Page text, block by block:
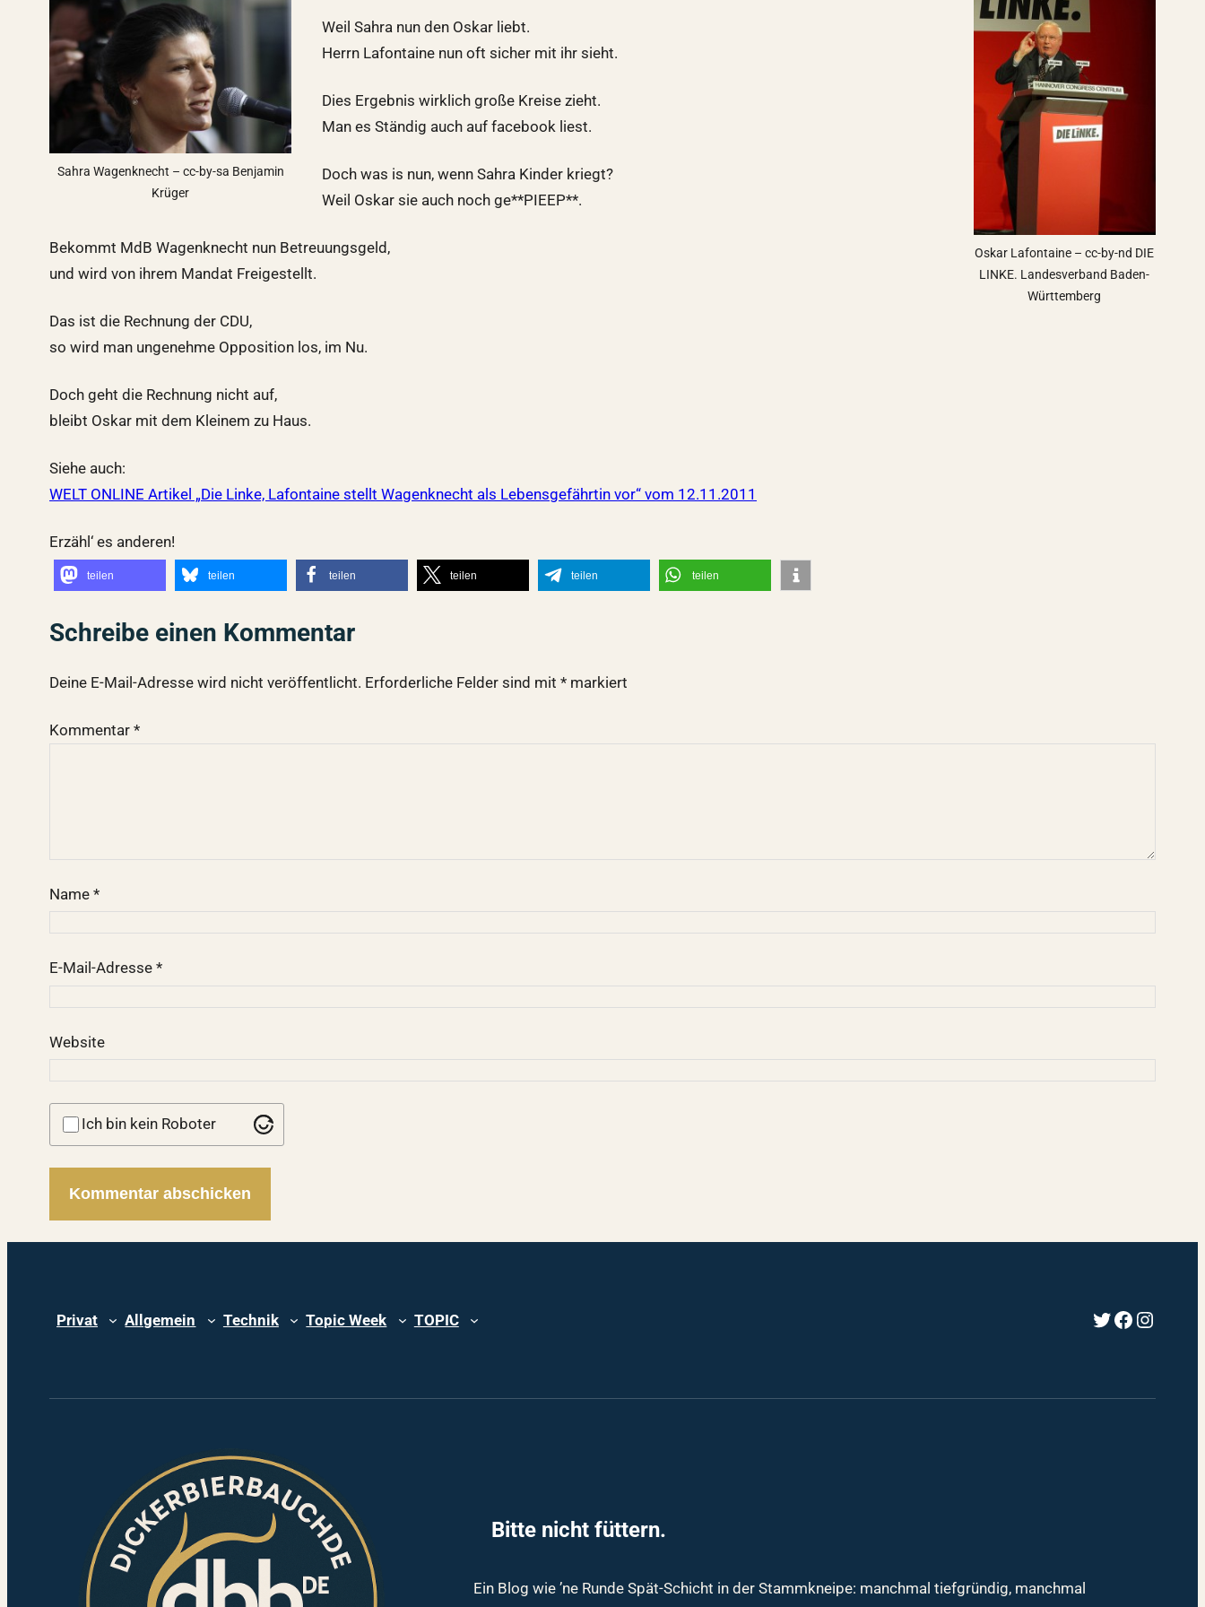
Sahra Wagenknecht – cc-by-sa Benjamin
Krüger
Oskar Lafontaine – cc-by-nd DIE
LINKE. Landesverband Baden-
Württemberg
Weil Sahra nun den Oskar liebt.
Herrn Lafontaine nun oft sicher mit ihr sieht.
Dies Ergebnis wirklich große Kreise zieht.
Man es Ständig auch auf facebook liest.
Doch was is nun, wenn Sahra Kinder kriegt?
Weil Oskar sie auch noch ge**PIEEP**.
Bekommt MdB Wagenknecht nun Betreuungsgeld,
und wird von ihrem Mandat Freigestellt.
Das ist die Rechnung der CDU,
so wird man ungenehme Opposition los, im Nu.
Doch geht die Rechnung nicht auf,
bleibt Oskar mit dem Kleinem zu Haus.
Siehe auch:
WELT ONLINE Artikel „Die Linke, Lafontaine stellt Wagenknecht als Lebensgefährtin vor“ vom 12.11.2011
Erzähl‘ es anderen!
teilen teilen teilen teilen teilen teilen
Schreibe einen Kommentar
Deine E-Mail-Adresse wird nicht veröffentlicht. Erforderliche Felder sind mit* markiert
Kommentar*
Name*
E-Mail-Adresse*
Website
Ich bin kein Roboter
Privat Allgemein Technik Topic Week TOPIC Twitter
Facebook
Bitte nicht füttern.
Ein Blog wie ’ne Runde Spät-Schicht in der Stammkneipe: manchmal tiefgründig, manchmal